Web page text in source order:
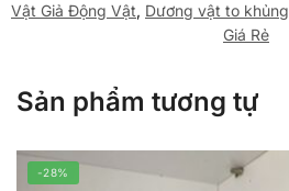
Vật Giả Động Vật, Dương vật to khủng
Giá Rẻ
Sản phẩm tương tự
-28%